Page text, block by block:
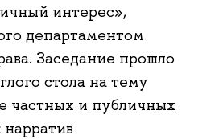
интерес»,
департаментом
Заседание прошло
стола на тему
частных и публичных
нарратив